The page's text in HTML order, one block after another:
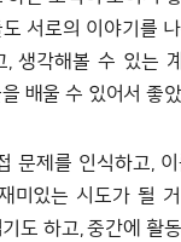
서로의 이야기를
, 생각해볼 수 있는
배울 수 있어서 좋
문제를 인식하고,
미있는 시도가 될
도 하고, 중간에 활